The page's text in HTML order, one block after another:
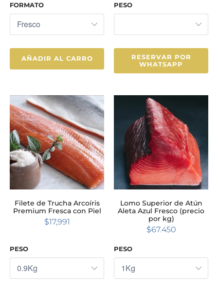
FORMATO
AÑADIR AL CARRO
PESO
RESERVAR POR
WHATSAPP
Filete de Trucha Arcoíris
Premium Fresca con Piel
$17,991
PESO
Lomo Superior de Atún
Aleta Azul Fresco (precio
por kg)
$67.450
PESO